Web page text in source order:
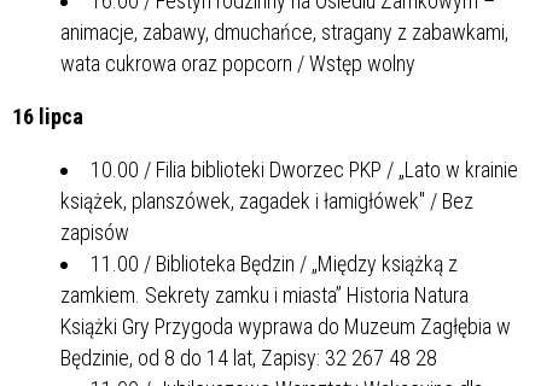
animacje, zabawy, dmuchańce, stragany z zabawkami,
wata cukrowa oraz popcorn / Wstęp wolny
16 lipca
10.00 / Filia biblioteki Dworzec PKP / „Lato w krainie
książek, planszówek, zagadek i łamigłówek" / Bez
zapisów
11.00 / Biblioteka Będzin / „Między książką z
zamkiem. Sekrety zamku i miasta” Historia Natura
Książki Gry Przygoda wyprawa do Muzeum Zagłębia w
Będzinie, od 8 do 14 lat, Zapisy: 32 267 48 28